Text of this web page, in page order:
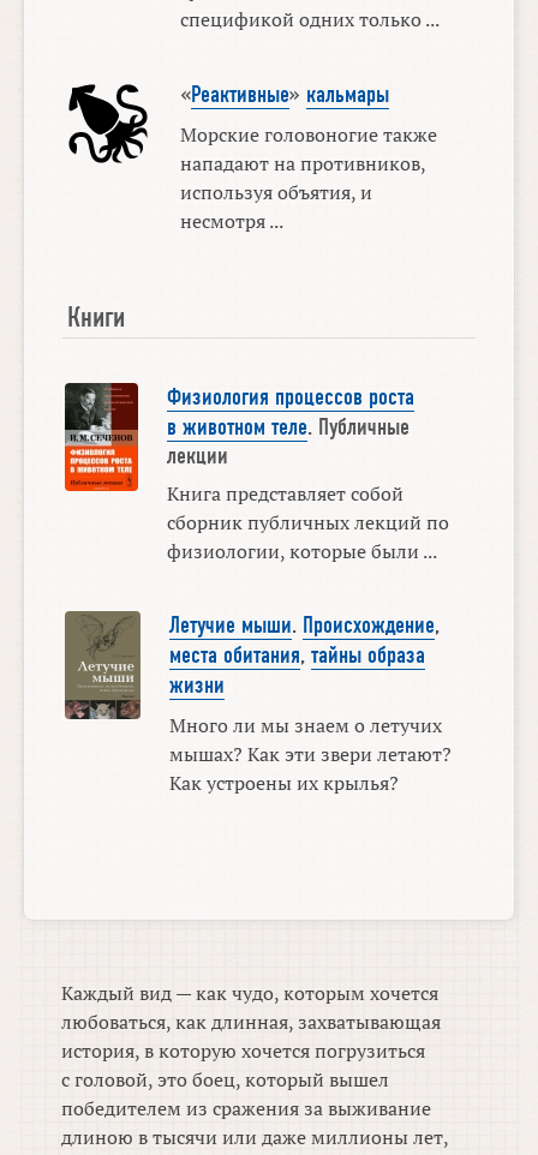
спецификой одних только ...
«Реактивные» кальмары
Морские головоногие также
нападают на противников,
используя объятия, и
несмотря ...
Книги
Физиология процессов роста
в животном теле. Публичные
лекции
Книга представляет собой
сборник публичных лекций по
физиологии, которые были ...
Летучие мыши. Происхождение,
места обитания, тайны образа
жизни
Много ли мы знаем о летучих
мышах? Как эти звери летают?
Как устроены их крылья?
Каждый вид — как чудо, которым хочется
любоваться, как длинная, захватывающая
история, в которую хочется погрузиться
с головой, это боец, который вышел
победителем из сражения за выживание
длиною в тысячи или даже миллионы лет,